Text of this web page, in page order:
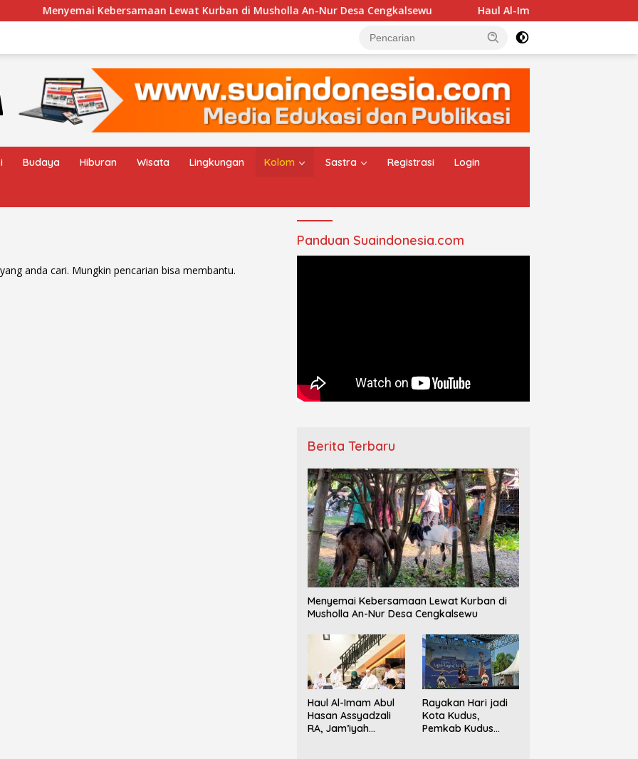
Kebersamaan Lewat Kurban di Musholla An-Nur Desa Cengkalsewu Haul Al-Imam Abul Hasan Assyadzali RA,
Budaya Hiburan Wisata Lingkungan Kolom Sastra Registrasi Login
anda cari. Mungkin pencarian bisa membantu.
Panduan Suaindonesia.com
Berita Terbaru
Menyemai Kebersamaan Lewat Kurban di
Musholla An-Nur Desa Cengkalsewu
Haul Al-Imam Abul
Hasan Assyadzali
RA, Jam’iyah
Rayakan Hari jadi
Kota Kudus,
Pemkab Kudus